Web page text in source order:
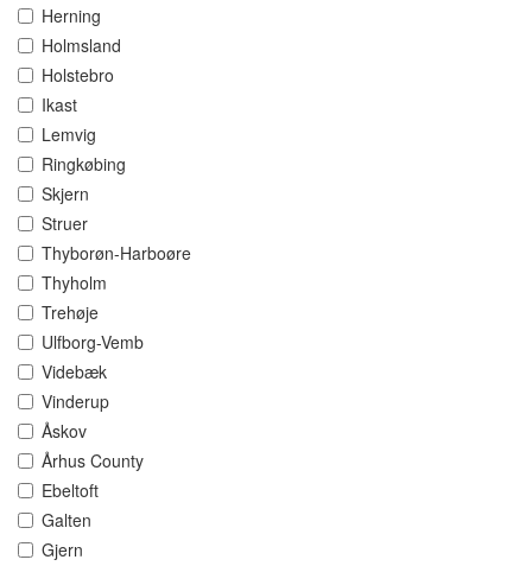
Herning
Holmsland
Holstebro
Ikast
Lemvig
Ringkøbing
Skjern
Struer
Thyborøn-Harboøre
Thyholm
Trehøje
Ulfborg-Vemb
Videbæk
Vinderup
Åskov
Århus County
Ebeltoft
Galten
Gjern